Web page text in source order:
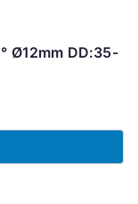
Ø12mm DD:35-